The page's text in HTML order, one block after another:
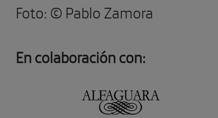
Foto: © Pablo Zamora
En colaboración con: